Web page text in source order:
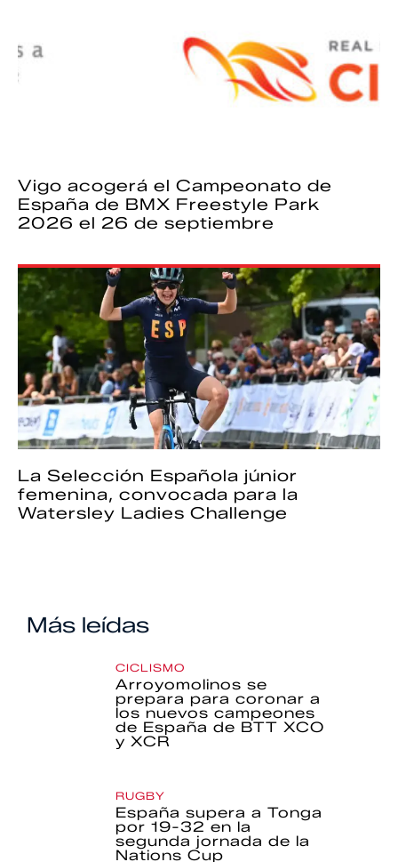
Vigo acogerá el Campeonato de
España de BMX Freestyle Park
2026 el 26 de septiembre
La Selección Española júnior
femenina, convocada para la
Watersley Ladies Challenge
Más leídas
CICLISMO
Arroyomolinos se
prepara para coronar a
los nuevos campeones
de España de BTT XCO
y XCR
RUGBY
España supera a Tonga
por 19-32 en la
segunda jornada de la
Nations Cup